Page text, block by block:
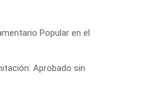
Popular en el
Aprobado sin